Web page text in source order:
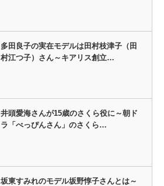
多田良子の実在モデルは田村枝津子（田
村江つ子）さん～キアリス創立…
井頭愛海さんが15歳のさくら役に～朝ド
ラ「べっぴんさん」のさくら…
坂東すみれのモデル坂野惇子さんとは～